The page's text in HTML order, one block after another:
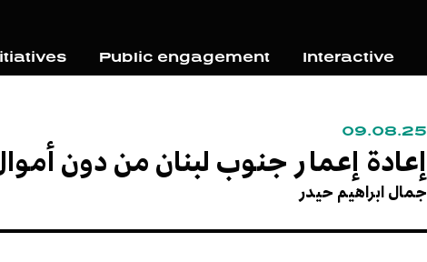
Public engagement Interactive
09.08.25
إعادة إعمار جنوب لبنان من دون
جمال ابراهيم حيدر